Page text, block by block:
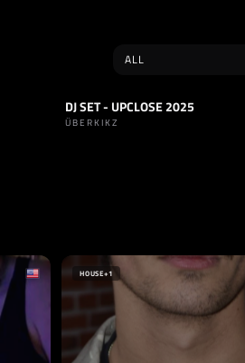
SET TECHNO
DJ SET - UPCLOSE 2025
ÜBERKIKZ
PAÍSES BAJOS
HOUSE+1